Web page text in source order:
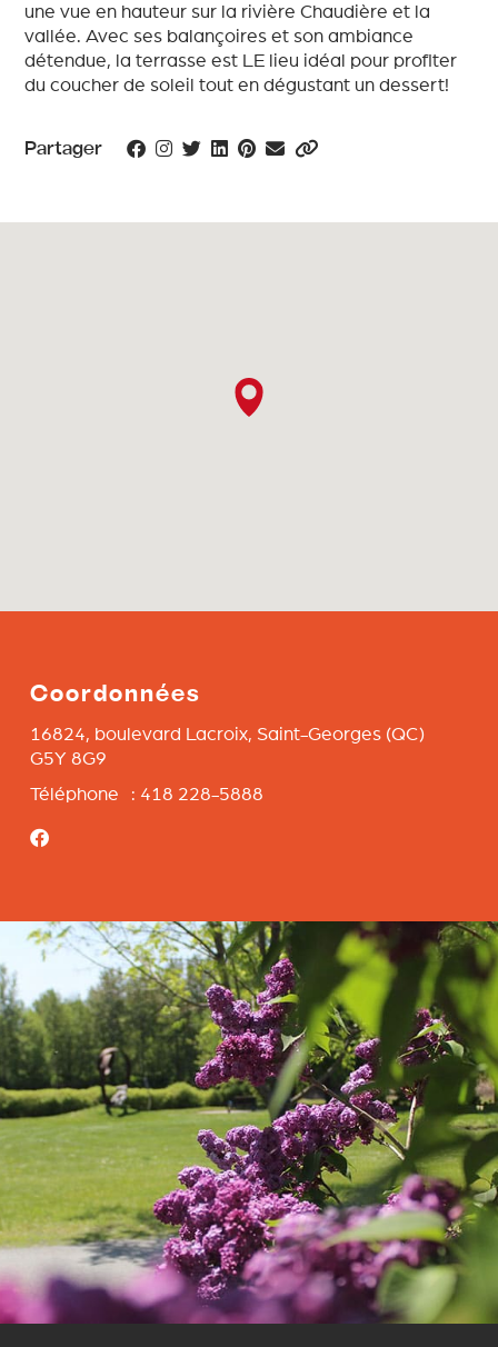
une vue en hauteur sur la rivière Chaudière et la
vallée. Avec ses balançoires et son ambiance
détendue, la terrasse est LE lieu idéal pour profiter
du coucher de soleil tout en dégustant un dessert!
Partager
Coordonnées
16824, boulevard Lacroix, Saint-Georges (QC)
G5Y 8G9
Téléphone : 418 228-5888